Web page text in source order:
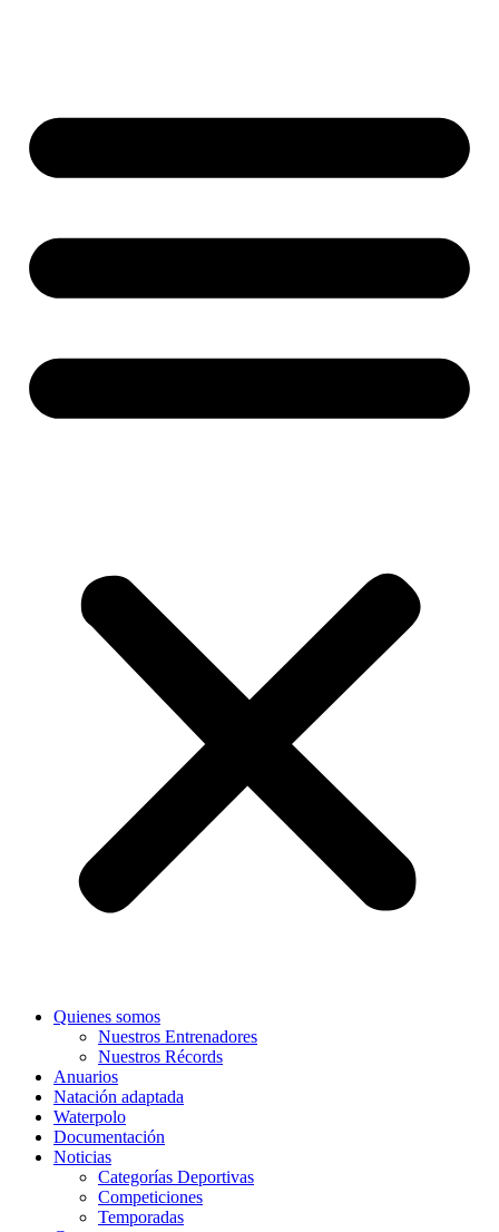
Quienes somos
Nuestros Entrenadores
Nuestros Récords
Anuarios
Natación adaptada
Waterpolo
Documentación
Noticias
Categorías Deportivas
Competiciones
Temporadas